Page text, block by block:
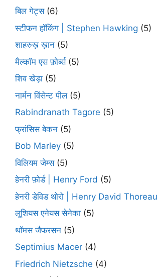
बिल गेट्स(6)
स्टीफन हॉकिंग | Stephen Hawking (5)
शाहरुख़ ख़ान (5)
मैल्कॉम एस फ़ोर्ब्स(5)
शिव खेड़ा (5)
नार्मन विंसेन्ट पील(5)
Rabindranath Tagore (5)
फ्रांसिस बेकन (5)
Bob Marley (5)
विलियम जेम्स(5)
हेनरी फ़ोर्ड | Henry Ford (5)
हेनरी डेविड थोरो | Henry David Thoreau
लूशियस एनेयस सेनेका (5)
थॉमस जैफरसन (5)
Septimius Macer (4)
Friedrich Nietzsche (4)